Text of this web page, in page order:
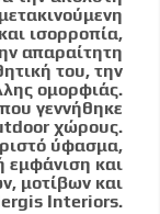
ισορροπία,
απαραίτητη
του, την
ομορφιάς.
γεννήθηκε
χώρους.
ύφασμα,
εμφάνιση και
μοτίβων και
Interiors.